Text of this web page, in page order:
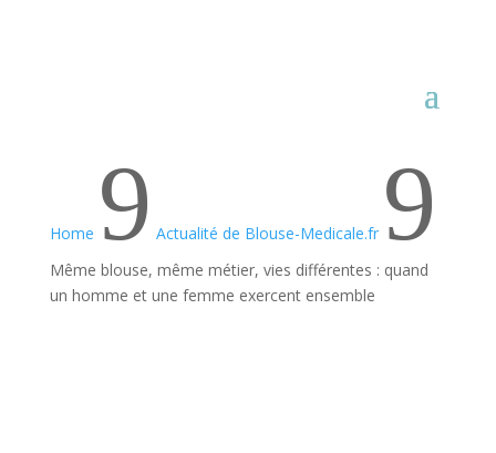
Home 9 Actualité de Blouse-Medicale.fr 9
Même blouse, même métier, vies différentes : quand
un homme et une femme exercent ensemble